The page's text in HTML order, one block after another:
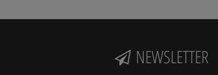
NEWSLETTER